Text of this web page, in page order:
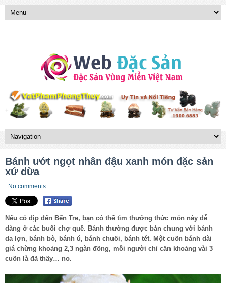
Bánh ướt ngọt nhân đậu xanh món đặc sản
xứ dừa
No comments
Nếu có dịp đến Bến Tre, bạn có thể tìm thưởng thức món này dễ
dàng ở các buổi chợ quê. Bánh thường được bán chung với bánh
da lợn, bánh bò, bánh ú, bánh chuối, bánh tét. Một cuốn bánh dài
giá chừng khoảng 2,3 ngàn đồng, mỗi người chỉ cần khoảng vài 3
cuốn là đã thấy… no.